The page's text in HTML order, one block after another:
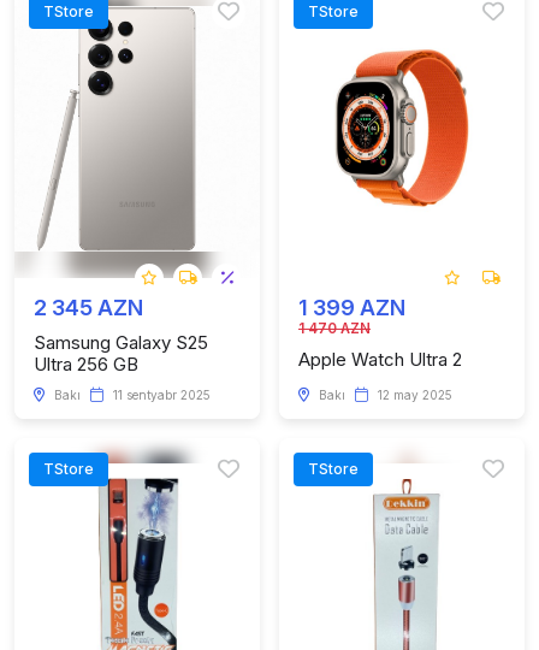
TStore
2 345 AZN
Samsung Galaxy S25
Ultra 256 GB
Bakı 11 sentyabr 2025
TStore
1 399 AZN
1 470 AZN
Apple Watch Ultra 2
Bakı 12 may 2025
TStore TStore